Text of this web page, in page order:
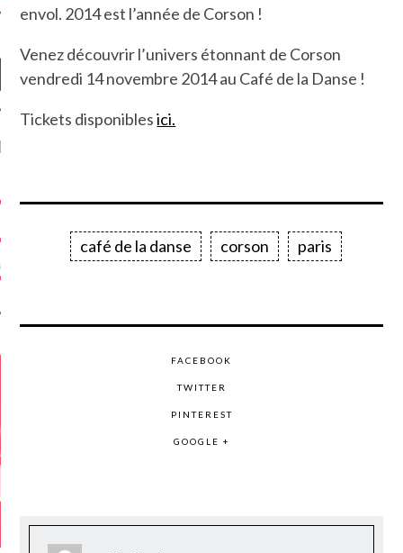
CRITIQUES
5.4
6.8
– HEL...
envol. 2014 est l’année de Corson !
Venez découvrir l’univers étonnant de Corson
vendredi 14 novembre 2014 au Café de la Danse !
Tickets disponiblesici.
café de la danse corson paris
FACEBOOK
TWITTER
PINTEREST
GOOGLE +